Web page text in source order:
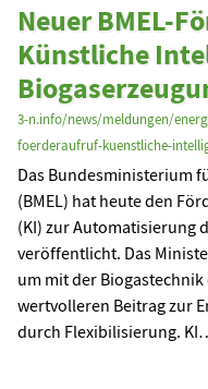
Neuer BMEL-
Künstliche
3-n.info/news/meldungen/
foerderaufruf-kuenstliche-
Das Bundesministerium
(BMEL) hat heute den
(KI) zur Automatisierung
veröffentlicht. Das
um mit der
wertvolleren Beitrag zur
durch Flexibilisierung.